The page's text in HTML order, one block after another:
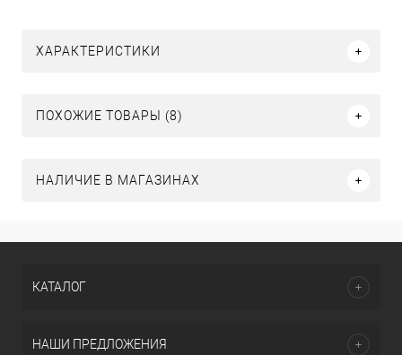
ХАРАКТЕРИСТИКИ
ПОХОЖИЕ ТОВАРЫ (8)
НАЛИЧИЕ В МАГАЗИНАХ
КАТАЛОГ
НАШИ ПРЕДЛОЖЕНИЯ